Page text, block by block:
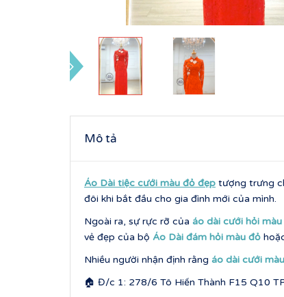
Mô tả
Áo Dài tiệc cưới màu đỏ đẹp tượng trưng
đôi khi bắt đầu cho gia đình mới của mình.
Ngoài ra, sự rực rỡ của áo dài cưới hỏi
vẻ đẹp của bộ Áo Dài đám hỏi màu đỏ
Nhiều người nhận định rằng áo dài cưới
🏠 Đ/c 1: 278/6 Tô Hiến Thành F15 Q10